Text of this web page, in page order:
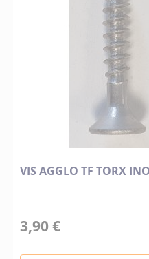
VIS AGGLO TF TORX
3,90 €